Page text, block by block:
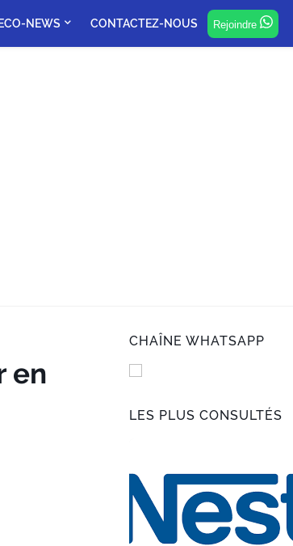
ECO-NEWS CONTACTEZ-NOUS Rejoindre
en
CHAÎNE WHATSAPP
LES PLUS CONSULTÉS